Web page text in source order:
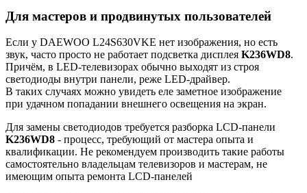
Для мастеров и продвинутых пользователей
Если у DAEWOO L24S630VKE нет изображения, но есть
звук, часто просто не работает подсветка дисплея K236WD8.
Причём, в LED-телевизорах обычно выходят из строя
светодиоды внутри панели, реже LED-драйвер.
В таких случаях можно увидеть еле заметное изображение
при удачном попадании внешнего освещения на экран.
Для замены светодиодов требуется разборка LCD-панели
K236WD8 - процесс, требующий от мастера опыта и
квалификации. Не рекомендуем производить такие работы
самостоятельно владельцам телевизоров и мастерам, не
имеющим опыта ремонта LCD-панелей